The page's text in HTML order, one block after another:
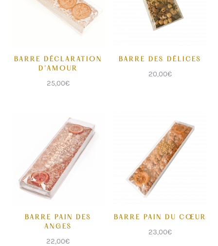
BARRE DÉCLARATION
D’AMOUR
25,00€
BARRE DES DÉLICES
20,00€
BARRE PAIN DES
ANGES
22,00€
BARRE PAIN DU CŒUR
23,00€